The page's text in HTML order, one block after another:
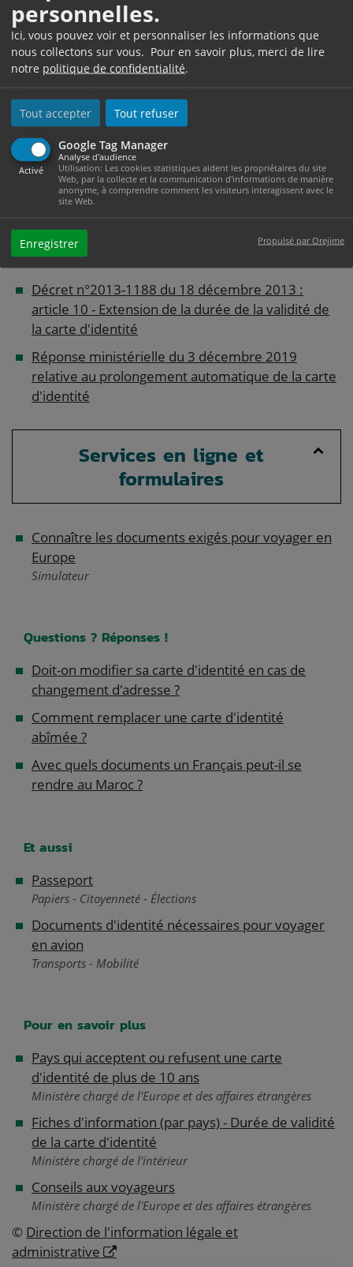
personnelles.
Ici, vous pouvez voir et personnaliser les informations que
nous collectons sur vous. Pour en savoir plus, merci de lire
notre politique de confidentialité.
Tout accepter Tout refuser
Google Tag Manager
Activé
Analyse d'audience
Utilisation: Les cookies statistiques aident les propriétaires du site
Web, par la collecte et la communication d'informations de manière
anonyme, à comprendre comment les visiteurs interagissent avec le
site Web.
Enregistrer Propulsé par Orejime
traduite</a> aux autorités étrangères.
À savoir
nous vous présentons la démarche à suivre pour le
xml=F21089">renouvellement d'une carte d'identité
pour un majeur</a> et celle à suivre <a
href="https://www.ville-mazamet.com/etat-civil/?
xml=F21090">pour un mineur</a>.
Textes de référence
Décret n°2013-1188 du 18 décembre 2013 :
article 10 - Extension de la durée de la validité de
la carte d'identité
Réponse ministérielle du 3 décembre 2019
relative au prolongement automatique de la carte
d'identité
Services en ligne et
formulaires
Connaître les documents exigés pour voyager en
Europe
Simulateur
Questions ? Réponses !
Doit-on modifier sa carte d'identité en cas de
changement d'adresse ?
Comment remplacer une carte d'identité
abîmée ?
Avec quels documents un Français peut-il se
rendre au Maroc ?
Et aussi
Passeport
Papiers - Citoyenneté - Élections
Documents d'identité nécessaires pour voyager
en avion
Transports - Mobilité
Pour en savoir plus
Pays qui acceptent ou refusent une carte
d'identité de plus de 10 ans
Ministère chargé de l'Europe et des affaires étrangères
Fiches d'information (par pays) - Durée de validité
de la carte d'identité
Ministère chargé de l'intérieur
Conseils aux voyageurs
Ministère chargé de l'Europe et des affaires étrangères
© Direction de l'information légale et
administrative